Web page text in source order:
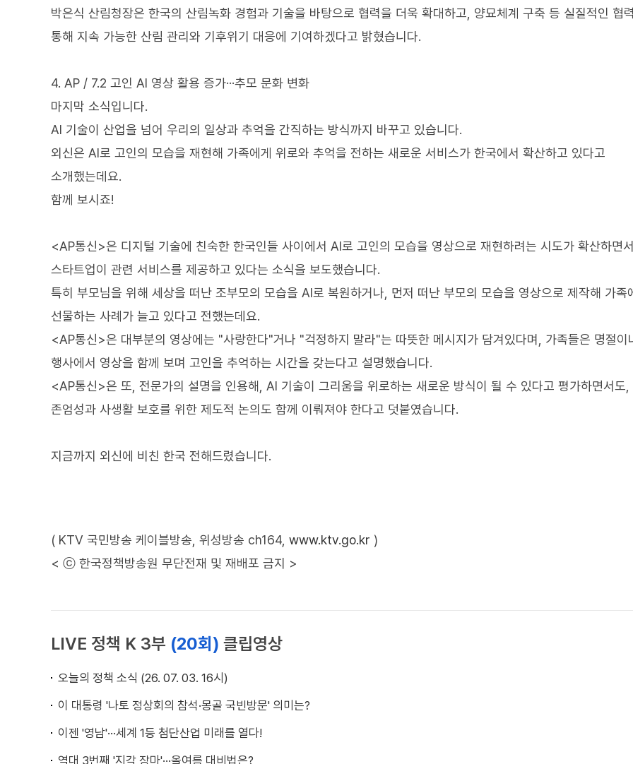
박은식 산림청장은 한국의 산림녹화 경험과 기술을 바탕으로 협력을 더욱 확대하고, 양묘체계 구축 등 실질적인 협
통해 지속 가능한 산림 관리와 기후위기 대응에 기여하겠다고 밝혔습니다.
4. AP / 7.2 고인 AI 영상 활용 증가···추모 문화 변화
마지막 소식입니다.
AI 기술이 산업을 넘어 우리의 일상과 추억을 간직하는 방식까지 바꾸고 있습니다.
외신은 AI로 고인의 모습을 재현해 가족에게 위로와 추억을 전하는 새로운 서비스가 한국에서 확산하고 있다고
소개했는데요.
함께 보시죠!
<AP통신>은 디지털 기술에 친숙한 한국인들 사이에서 AI로 고인의 모습을 영상으로 재현하려는 시도가 확산하면
스타트업이 관련 서비스를 제공하고 있다는 소식을 보도했습니다.
특히 부모님을 위해 세상을 떠난 조부모의 모습을 AI로 복원하거나, 먼저 떠난 부모의 모습을 영상으로 제작해 가족
선물하는 사례가 늘고 있다고 전했는데요.
<AP통신>은 대부분의 영상에는 "사랑한다"거나 "걱정하지 말라"는 따뜻한 메시지가 담겨있다며, 가족들은 명절이
행사에서 영상을 함께 보며 고인을 추억하는 시간을 갖는다고 설명했습니다.
<AP통신>은 또, 전문가의 설명을 인용해, AI 기술이 그리움을 위로하는 새로운 방식이 될 수 있다고 평가하면서도,
존엄성과 사생활 보호를 위한 제도적 논의도 함께 이뤄져야 한다고 덧붙였습니다.
지금까지 외신에 비친 한국 전해드렸습니다.
( KTV 국민방송 케이블방송, 위성방송 ch164, www.ktv.go.kr )
< ⓒ 한국정책방송원 무단전재 및 재배포 금지 >
LIVE 정책 K 3부 (20회) 클립영상
오늘의 정책 소식 (26. 07. 03. 16시)
이 대통령 '나토 정상회의 참석·몽골 국빈방문' 의미는?
이젠 '영남'···세계 1등 첨단산업 미래를 열다!
역대 3번째 '지각 장마'···올여름 대비법은?